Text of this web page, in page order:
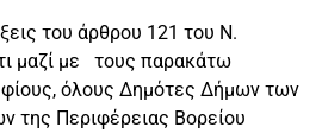
του άρθρου 121 του Ν.
μαζί με τους παρακάτω
όλους Δημότες Δήμων των
της Περιφέρειας Βορείου